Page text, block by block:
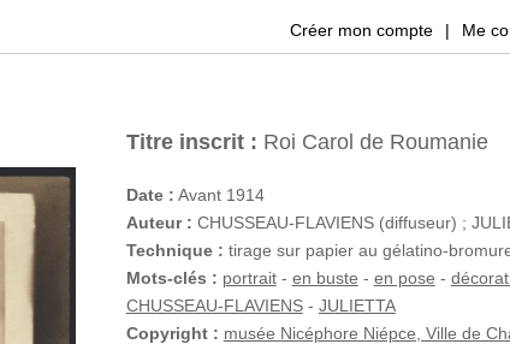
Créer mon compte | Me
Titre inscrit : Roi Carol de Roumanie
Date : Avant 1914
Auteur : CHUSSEAU-FLAVIENS (diffuseur) ;
Technique : tirage sur papier au gélatino-
Mots-clés : portrait- en buste - en pose -
CHUSSEAU-FLAVIENS- JULIETTA
Copyright : musée Nicéphore Niépce, Ville de